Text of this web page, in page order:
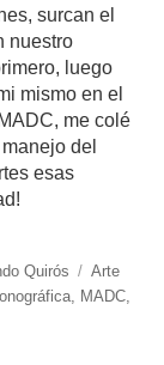
surcan el
nuestro
luego
mismo en el
me colé
del
esas
Quirós Etiquetas
Arte
, MADC,